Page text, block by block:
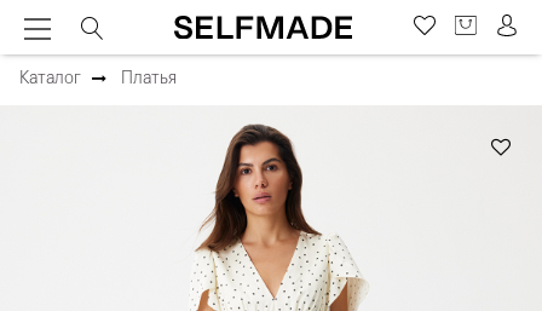
Каталог Платья